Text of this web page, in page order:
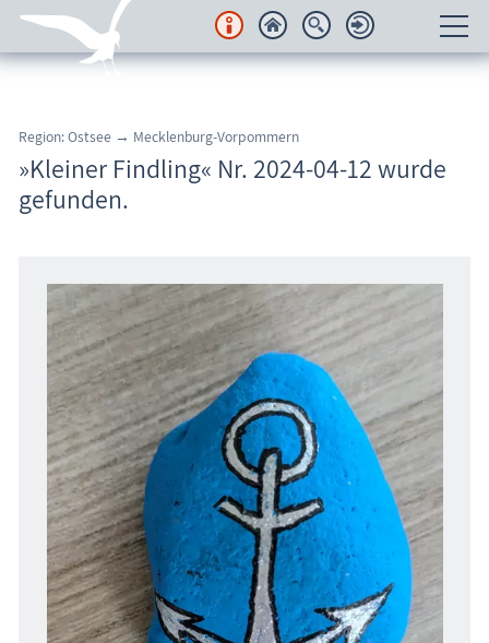
Regionales
Urlaubsorte
Freizeit
Wissenswertes
Veranstaltungen
Blog
Region: Ostsee → Mecklenburg-Vorpommern
»Kleiner Findling« Nr. 2024-04-12 wurde
gefunden.